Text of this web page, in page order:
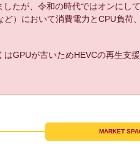
たが、令和の時代ではオンにして
）において消費電力とCPU負荷
GPUが古いためHEVCの再生支
MARKET